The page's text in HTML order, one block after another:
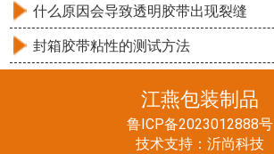
什么原因会导致透明胶带出现裂缝
封箱胶带粘性的测试方法
江燕包装制品
鲁ICP备2023012888号
技术支持： 沂尚科技